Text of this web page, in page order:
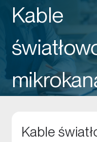
Kable
Kable